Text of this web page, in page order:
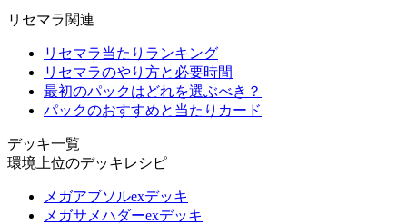
リセマラ関連
リセマラ当たりランキング
リセマラのやり方と必要時間
最初のパックはどれを選ぶべき？
パックのおすすめと当たりカード
デッキ一覧
環境上位のデッキレシピ
メガアブソルexデッキ
メガサメハダーexデッキ